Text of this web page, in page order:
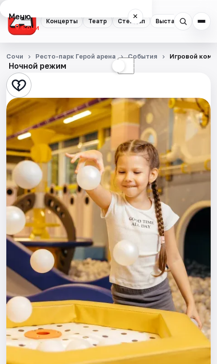
Концерты Театр Стендап Выставки
Меню ×
Сочи
Концерты
Театр
Стендап
Выставки
Квесты
Экскурсии
Спорт
События
Города
Площадки
Артисты
Рейтинги
Ночной режим ☾
Сочи Ресто-парк Герой арена События Игровой